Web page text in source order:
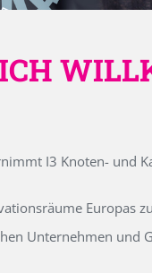
I3 Knoten- und
Unternehmen und